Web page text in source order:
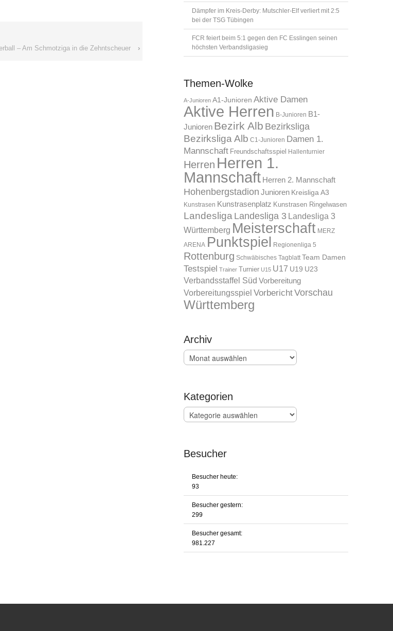
– Am Schmotziga in die Zehntscheuer
›
Dämpfer im Kreis-Derby: Mutschler-Elf verliert mit 2:5
bei der TSG Tübingen
FCR feiert beim 5:1 gegen den FC Esslingen seinen
höchsten Verbandsligasieg
Themen-Wolke
A-Junioren A1-Junioren Aktive Damen
Aktive Herren B-Junioren B1-
Junioren Bezirk Alb Bezirksliga
Bezirksliga Alb C1-Junioren Damen 1.
Mannschaft Freundschaftsspiel Hallenturnier
Herren Herren 1.
Mannschaft Herren 2. Mannschaft
Hohenbergstadion Junioren Kreisliga A3
Kunstrasen Kunstrasenplatz Kunstrasen Ringelwasen
Landesliga Landesliga 3 Landesliga 3
Württemberg Meisterschaft MERZ
ARENA Punktspiel Regionenliga 5
Rottenburg Schwäbisches Tagblatt Team Damen
Testspiel Trainer Turnier U15 U17 U19 U23
Verbandsstaffel Süd Vorbereitung
Vorbereitungsspiel VorberichtVorschau
Württemberg
Archiv
Archiv
Kategorien
Kategorien
Besucher
Besucher heute:
93
Besucher gestern:
299
Besucher gesamt:
981.227